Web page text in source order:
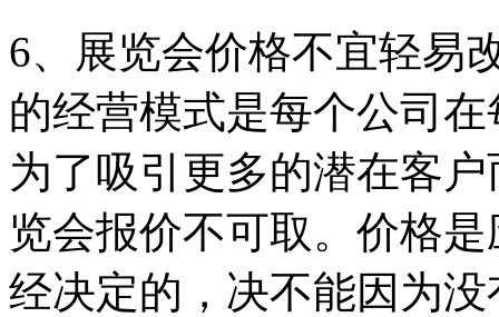
6、展览会价格不宜轻易
的经营模式是每个公司
为了吸引更多的潜在客
览会报价不可取。价格
经决定的，决不能因为